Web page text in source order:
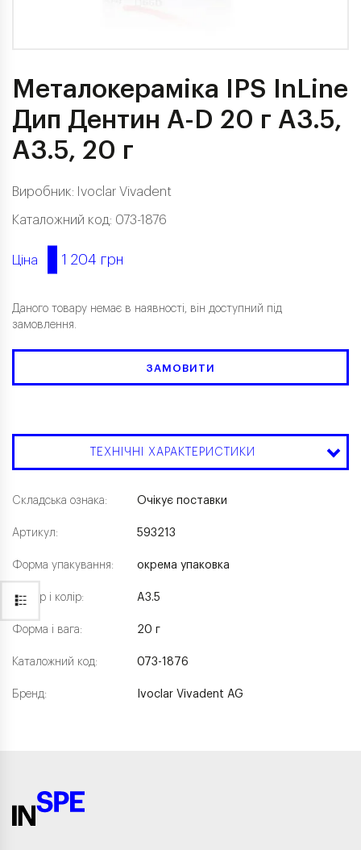
Металокераміка IPS InLine
Дип Дентин A-D 20 г A3.5,
A3.5, 20 г
Виробник: Ivoclar Vivadent
Каталожний код: 073-1876
Ціна 1 204 грн
Даного товару немає в наявності, він доступний під
замовлення.
ЗАМОВИТИ
ТЕХНІЧНІ ХАРАКТЕРИСТИКИ
Складська ознака:
Артикул:
Форма упакування:
Розмір і колір:
Форма і вага:
Каталожний код:
Бренд:
Очікує поставки
593213
окрема упаковка
A3.5
20 г
073-1876
Ivoclar Vivadent AG